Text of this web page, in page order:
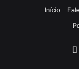
Cinebox
Início